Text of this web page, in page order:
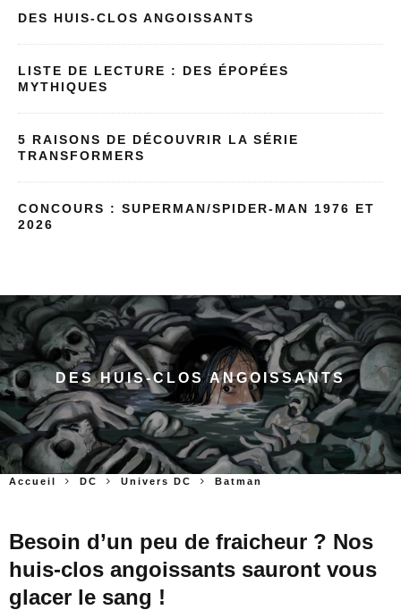
DES HUIS-CLOS ANGOISSANTS
LISTE DE LECTURE : DES ÉPOPÉES
MYTHIQUES
5 RAISONS DE DÉCOUVRIR LA SÉRIE
TRANSFORMERS
CONCOURS : SUPERMAN/SPIDER-MAN 1976 ET
2026
DES HUIS-CLOS ANGOISSANTS
Accueil DC Univers DC Batman
Besoin d’un peu de fraicheur ? Nos
huis-clos angoissants sauront vous
glacer le sang !